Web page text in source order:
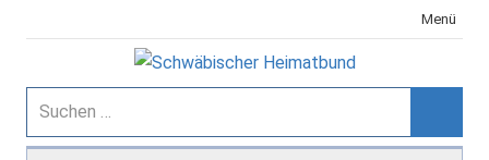
Inhalt
Menü
Schwäbischer
Suchen
nach: